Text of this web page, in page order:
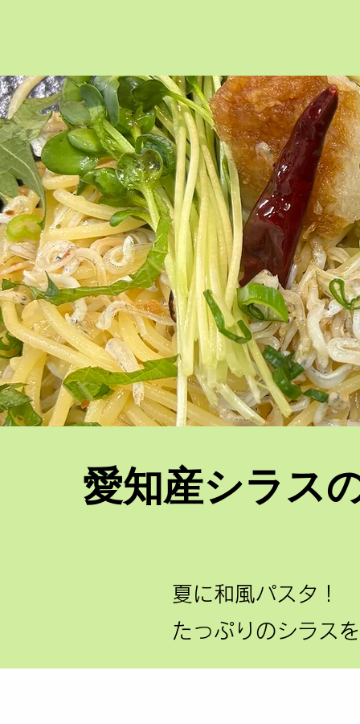
愛知産シラス
夏に和風パスタ！
たっぷりのシラス